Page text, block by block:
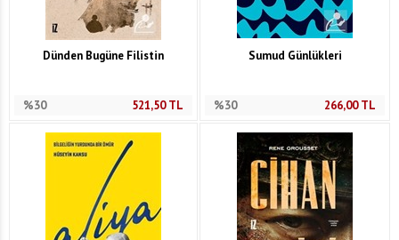
Dünden Bugüne Filistin
%30 521,50TL
Sumud Günlükleri
%30 266,00TL